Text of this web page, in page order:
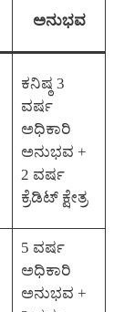
ಅನುಭವ
ಕನಿಷ್ಠ 3
ವರ್ಷ
ಅಧಿಕಾರಿ
ಅನುಭವ +
2 ವರ್ಷ
ಕ್ರೆಡಿಟ್ ಕ್ಷೇತ್ರ
5 ವರ್ಷ
ಅಧಿಕಾರಿ
ಅನುಭವ +